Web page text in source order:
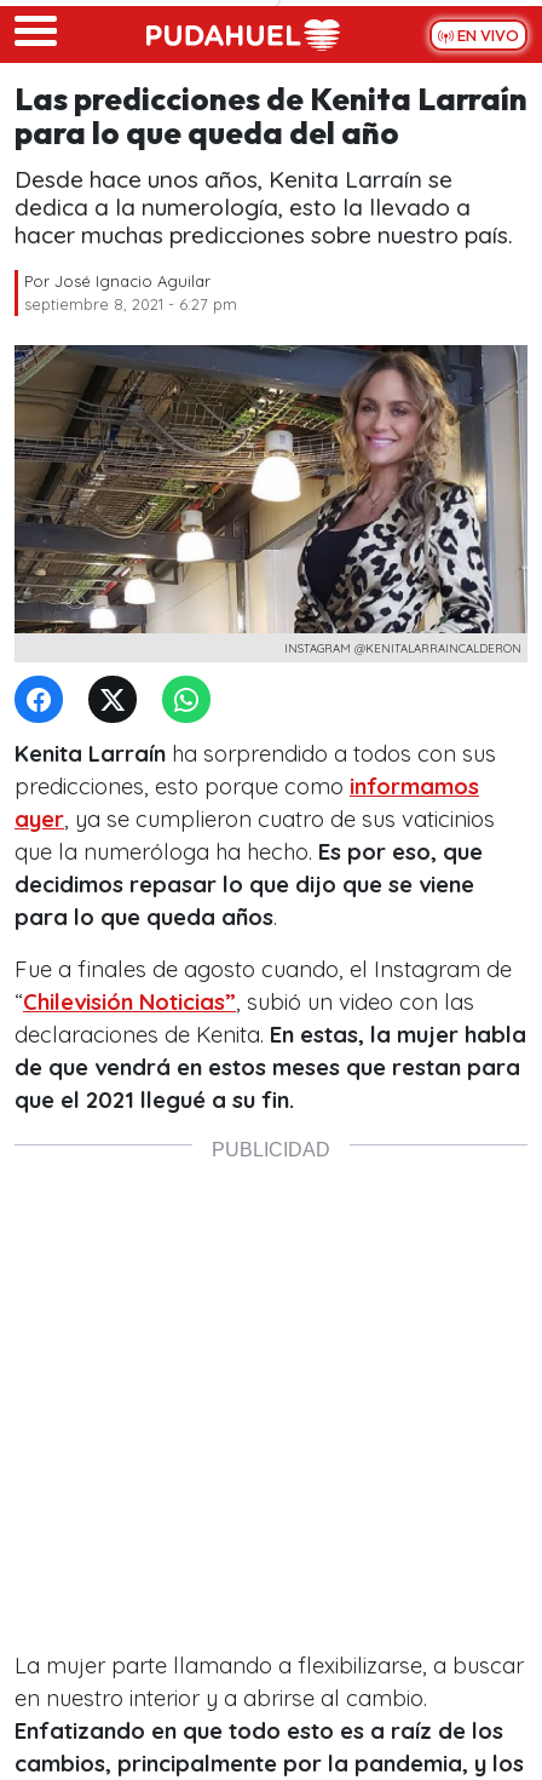
Skip to main content
EN VIVO
Las predicciones de Kenita Larraín
para lo que queda del año
Desde hace unos años, Kenita Larraín se
dedica a la numerología, esto la llevado a
hacer muchas predicciones sobre nuestro país.
Por José Ignacio Aguilar
septiembre 8, 2021 - 6:27 pm
INSTAGRAM @KENITALARRAINCALDERON
Kenita Larraín ha sorprendido a todos con sus
predicciones, esto porque como informamos
ayer, ya se cumplieron cuatro de sus vaticinios
que la numeróloga ha hecho. Es por eso, que
decidimos repasar lo que dijo que se viene
para lo que queda años.
Fue a finales de agosto cuando, el Instagram de
“Chilevisión Noticias”, subió un video con las
declaraciones de Kenita. En estas, la mujer habla
de que vendrá en estos meses que restan para
que el 2021 llegué a su fin.
La mujer parte llamando a flexibilizarse, a buscar
en nuestro interior y a abrirse al cambio.
Enfatizando en que todo esto es a raíz de los
cambios, principalmente por la pandemia, y los